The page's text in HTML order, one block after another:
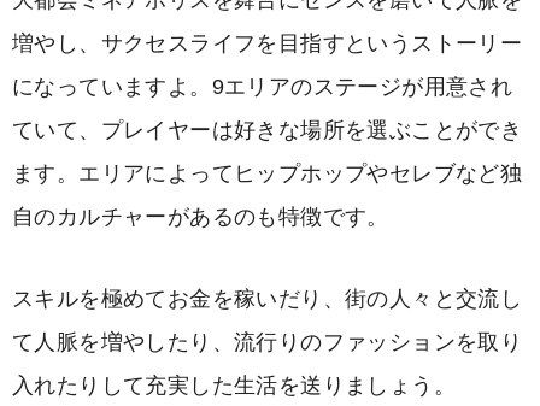
増やし、サクセスライフを目指すというストーリー
になっていますよ。9エリアのステージが用意され
ていて、プレイヤーは好きな場所を選ぶことができ
ます。エリアによってヒップホップやセレブなど独
自のカルチャーがあるのも特徴です。
スキルを極めてお金を稼いだり、街の人々と交流し
て人脈を増やしたり、流行りのファッションを取り
入れたりして充実した生活を送りましょう。